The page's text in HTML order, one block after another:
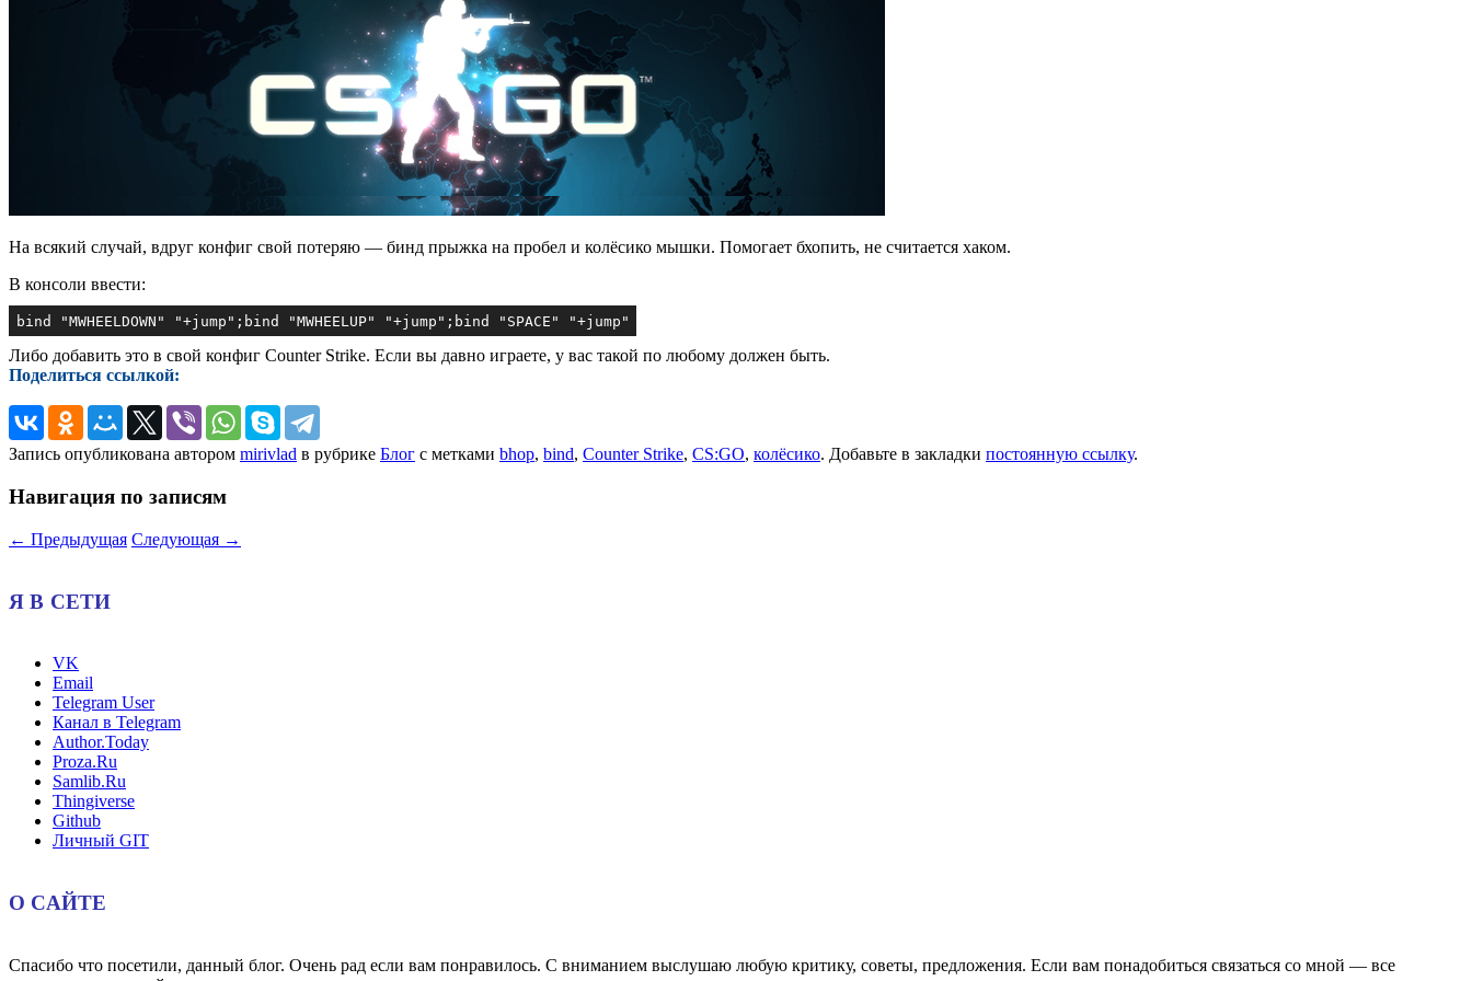
На всякий случай, вдруг конфиг свой потеряю — бинд прыжка на пробел и колёсико мышки. Помогает бхопить, не считается хаком.
В консоли ввести:
bind "MWHEELDOWN" "+jump" ; bind "MWHEELUP" "+jump" ; bind "SPACE" "+jump"
Либо добавить это в свой конфиг Counter Strike. Если вы давно играете, у вас такой по любому должен быть.
Поделиться ссылкой:
Запись опубликована автором mirivlad в рубрике Блог с метками bhop, bind, Counter Strike, CS:GO, колёсико. Добавьте в закладки постоянную ссылку.
Навигация по записям
← Предыдущая Следующая →
Я В СЕТИ
VK
Email
Telegram User
Канал в Telegram
Author.Today
Proza.Ru
Samlib.Ru
Thingiverse
Github
Личный GIT
О САЙТЕ
Спасибо что посетили, данный блог. Очень рад если вам понравилось. С вниманием выслушаю любую критику, советы, предложения. Если вам понадобиться связаться со мной — все